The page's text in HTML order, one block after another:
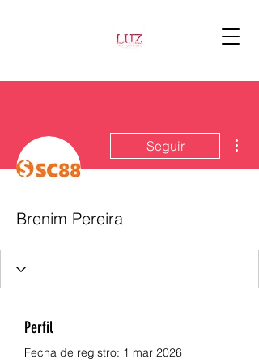
Seguir
Brenim Pereira
Perfil
Fecha de registro: 1 mar 2026